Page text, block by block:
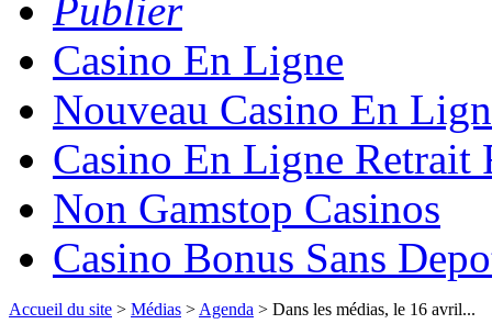
Publier
Casino En Ligne
Nouveau Casino En
Casino En Ligne Retrait
Non Gamstop Casinos
Casino Bonus Sans
Accueil du site > Médias > Agenda > Dans les médias, le 16 avril...